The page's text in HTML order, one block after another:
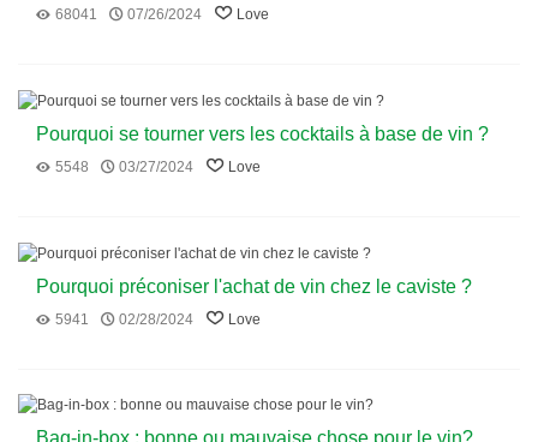
Rouge, Blanc, Rosé, Champagne, Moelleux et
68041 07/26/2024 Love
Pourquoi se tourner vers les cocktails à base de vin ?
5548 03/27/2024 Love
Pourquoi préconiser l'achat de vin chez le caviste ?
5941 02/28/2024 Love